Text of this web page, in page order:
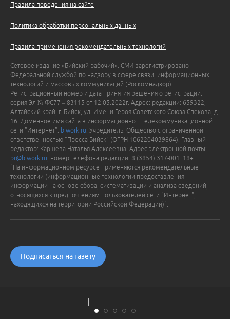
Правила поведения на сайте
Политика обработки персональных данных
Правила применения рекомендательных технологий
Сетевое издание «Бийский рабочий». СМИ зарегистрировано
Федеральной службой по надзору в сфере связи, информационных
технологий и массовых коммуникаций (Роскомнадзор).
Регистрационный номер и дата принятия решения о регистрации:
серия Эл № ФС77 – 83115 от 12.05.2022г. Адрес: редакции: 659322,
Алтайский край, г. Бийск, ул. Имени Героя Советского Союза Спекова, д.
16. Доменное имя сайта в информационно – телекоммуникационной
сети "Интернет": biwork.ru . Учредитель: Общество с ограниченной
ответственностью "Пресса-Бийск" (ОГРН 1062204039864). Главный
редактор: Каршева Наталья Алексеевна. Адрес электронной почты:
br@biwork.ru , номер телефона редакции: 8 (3854) 317-001. 18+
"На информационном ресурсе применяются рекомендательные
технологии (информационные технологии предоставления
информации на основе сбора, систематизации и анализа сведений,
относящихся к предпочтениям пользователей сети "Интернет",
находящихся на территории Российской Федерации)".
Подписаться на газету